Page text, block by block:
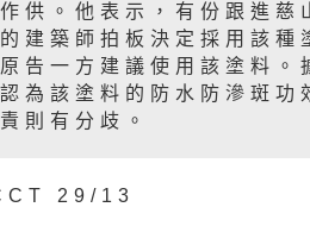
供。他表示，有份跟進慈
建築師拍板決定採用該種
告一方建議使用該塗料。
為該塗料的防水防滲斑功
則有分歧。
29/13